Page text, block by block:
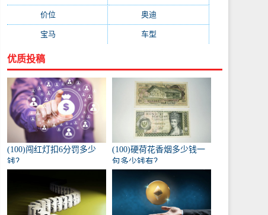
价位 奥迪
宝马 车型
优质投稿
(100)闯红灯扣6分罚多少
钱？
(100)硬荷花香烟多少钱一
包多少钱有？